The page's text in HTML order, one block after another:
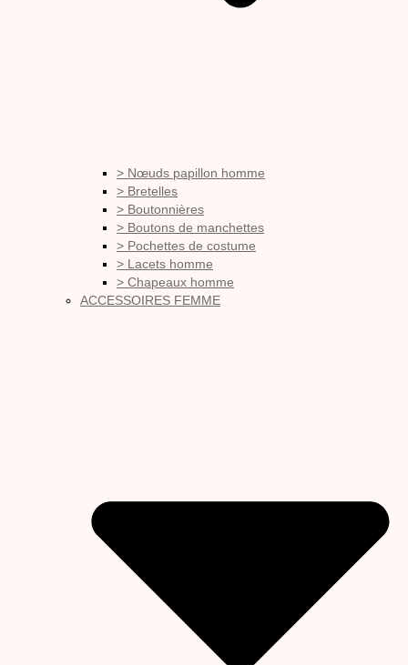
> Nœuds papillon homme
> Bretelles
> Boutonnières
> Boutons de manchettes
> Pochettes de costume
> Lacets homme
> Chapeaux homme
ACCESSOIRES FEMME